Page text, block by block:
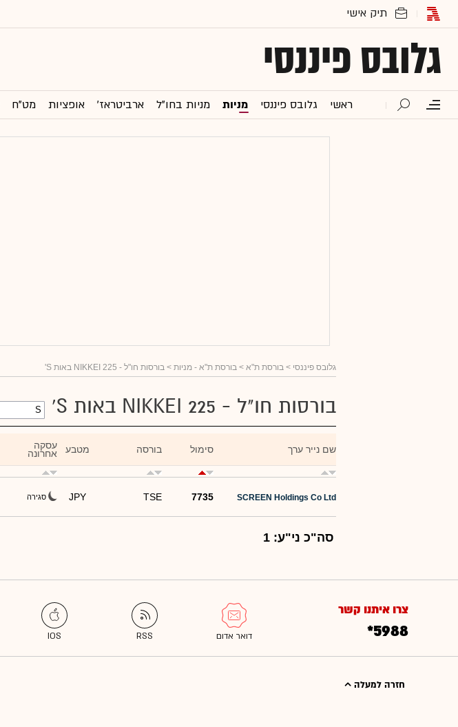
גלובס פיננסי
ראשי גלובס פיננסי מניות מניות בחו"ל ארביטראז' אופציות מט"ח
גלובס פיננסי > בורסת ת"א > בורסת ת"א - מניות > בורסות חו"ל - NIKKEI 225 באות S'
בורסות חו"ל - NIKKEI 225 באות S'
שם נייר ערך סימול בורסה מטבע עסקה
אחרונה
SCREEN Holdings Co Ltd
7735
TSE
JPY סגירה
סה"כ ני"ע: 1
צרו איתנו קשר
*5988
חזרה למעלה